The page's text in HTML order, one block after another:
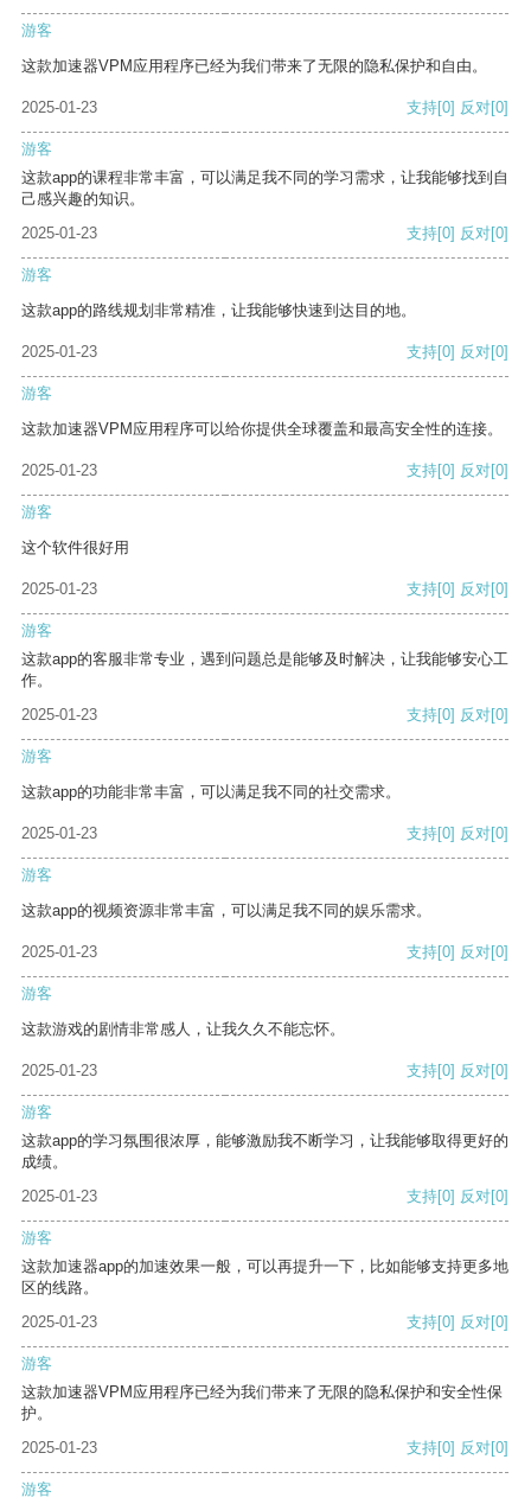
游客
这款加速器VPM应用程序已经为我们带来了无限的隐私保护和自由。
2025-01-23 支持[0] 反对[0]
游客
这款app的课程非常丰富，可以满足我不同的学习需求，让我能够找到自
己感兴趣的知识。
2025-01-23
支持[0] 反对[0]
游客
这款app的路线规划非常精准，让我能够快速到达目的地。
2025-01-23 支持[0] 反对[0]
游客
这款加速器VPM应用程序可以给你提供全球覆盖和最高安全性的连接。
2025-01-23 支持[0] 反对[0]
游客
这个软件很好用
2025-01-23 支持[0] 反对[0]
游客
这款app的客服非常专业，遇到问题总是能够及时解决，让我能够安心工
作。
2025-01-23
支持[0] 反对[0]
游客
这款app的功能非常丰富，可以满足我不同的社交需求。
2025-01-23 支持[0] 反对[0]
游客
这款app的视频资源非常丰富，可以满足我不同的娱乐需求。
2025-01-23 支持[0] 反对[0]
游客
这款游戏的剧情非常感人，让我久久不能忘怀。
2025-01-23 支持[0] 反对[0]
游客
这款app的学习氛围很浓厚，能够激励我不断学习，让我能够取得更好的
成绩。
2025-01-23
支持[0] 反对[0]
游客
这款加速器app的加速效果一般，可以再提升一下，比如能够支持更多地
区的线路。
2025-01-23
支持[0] 反对[0]
游客
这款加速器VPM应用程序已经为我们带来了无限的隐私保护和安全性保
护。
2025-01-23
支持[0] 反对[0]
游客